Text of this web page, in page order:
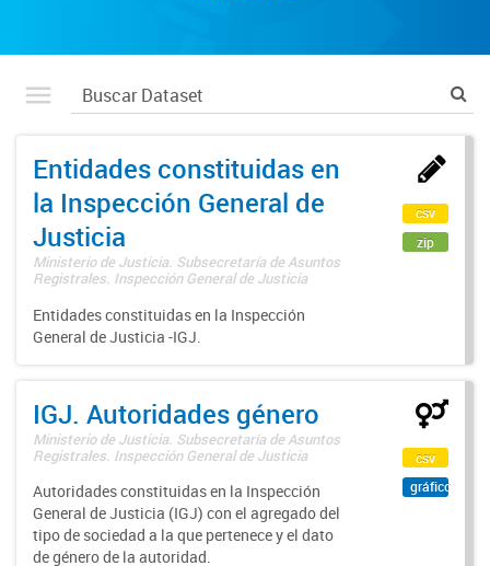
Entidades constituidas en
la Inspección General de
Justicia
Ministerio de Justicia. Subsecretaría de Asuntos
Registrales. Inspección General de Justicia
Entidades constituidas en la Inspección
General de Justicia -IGJ.
csv
zip
IGJ. Autoridades género
Ministerio de Justicia. Subsecretaría de Asuntos
Registrales. Inspección General de Justicia
Autoridades constituidas en la Inspección
General de Justicia (IGJ) con el agregado del
tipo de sociedad a la que pertenece y el dato
de género de la autoridad.
csv
gráfico